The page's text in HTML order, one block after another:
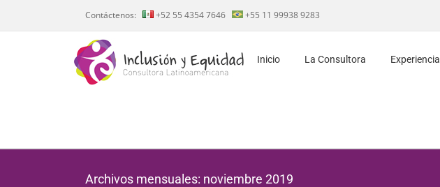
contenido
Contáctenos: +52 55 4354 7646 +55 11 99938 9283
Inicio La Consultora Experiencia
Archivos mensuales: noviembre 2019